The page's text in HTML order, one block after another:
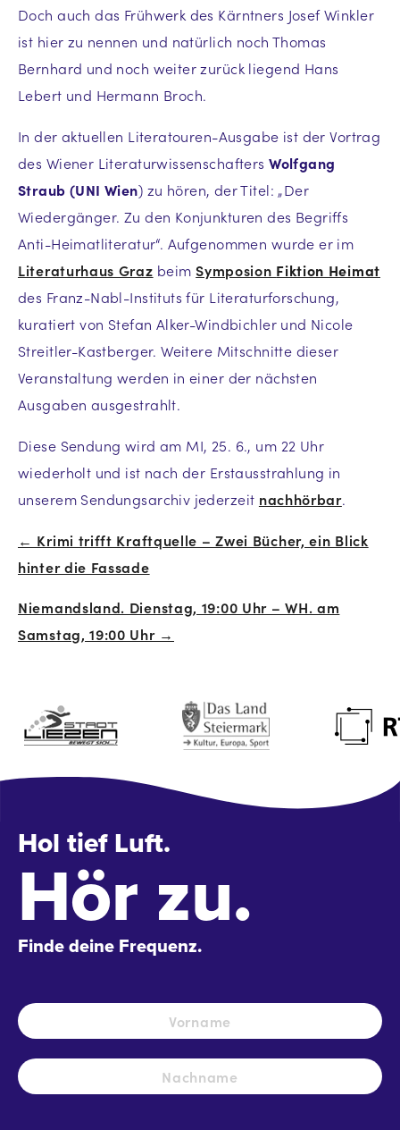
Doch auch das Frühwerk des Kärntners Josef Winkler
ist hier zu nennen und natürlich noch Thomas
Bernhard und noch weiter zurück liegend Hans
Lebert und Hermann Broch.
In der aktuellen Literatouren-Ausgabe ist der Vortrag
des Wiener LiteraturwissenschaftersWolfgang
Straub (UNI Wien) zu hören, der Titel: „Der
Wiedergänger. Zu den Konjunkturen des Begriffs
Anti-Heimatliteratur“. Aufgenommen wurde er im
Literaturhaus Graz beimSymposion Fiktion Heimat
des Franz-Nabl-Instituts für Literaturforschung,
kuratiert von Stefan Alker-Windbichler und Nicole
Streitler-Kastberger. Weitere Mitschnitte dieser
Veranstaltung werden in einer der nächsten
Ausgaben ausgestrahlt.
Diese Sendung wird am MI, 25. 6., um 22 Uhr
wiederholt und ist nach der Erstausstrahlung in
unserem Sendungsarchiv jederzeit nachhörbar.
Beitrags-
← Krimi trifft Kraftquelle – Zwei Bücher, ein Blick
hinter die Fassade
Niemandsland. Dienstag, 19:00 Uhr – WH. am
Samstag, 19:00 Uhr →
Hol tief Luft.
Hör zu.
Finde deine Frequenz.
Name *